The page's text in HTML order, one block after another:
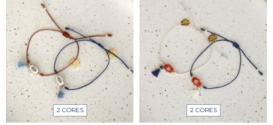
2 CORES 2 CORES